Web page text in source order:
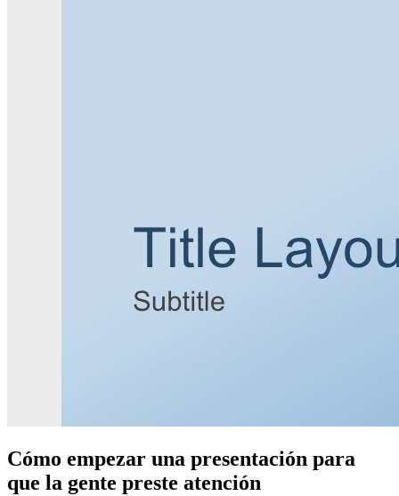
Cómo empezar una presentación para
que la gente preste atención